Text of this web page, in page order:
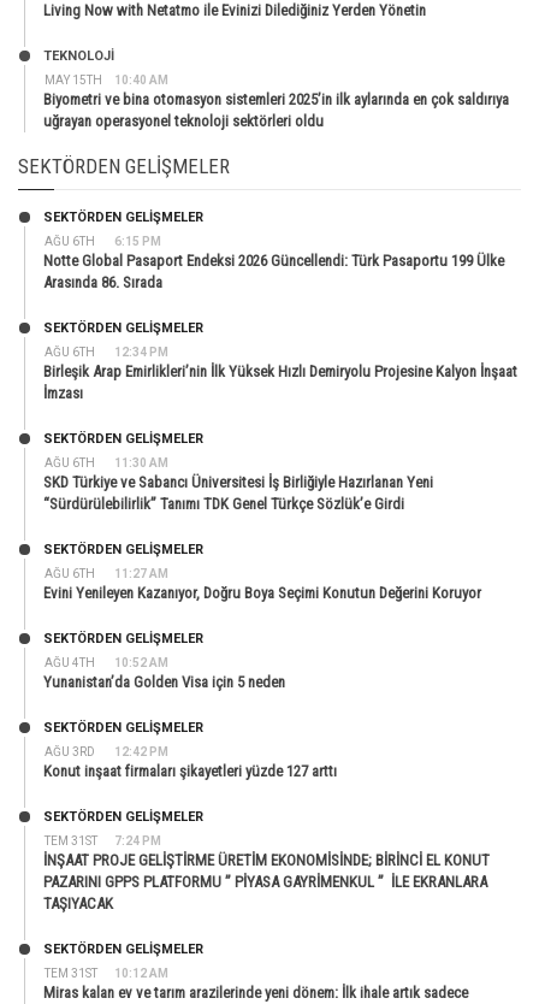
Living Now with Netatmo ile Evinizi Dilediğiniz Yerden Yönetin
MAY 15TH 10:40 AM
TEKNOLOJİ
Biyometri ve bina otomasyon sistemleri 2025’in ilk aylarında en çok saldırıya
uğrayan operasyonel teknoloji sektörleri oldu
SEKTÖRDEN GELIŞMELER
AĞU 6TH 6:15 PM
SEKTÖRDEN GELIŞMELER
Notte Global Pasaport Endeksi 2026 Güncellendi: Türk Pasaportu 199 Ülke
Arasında 86. Sırada
AĞU 6TH 12:34 PM
SEKTÖRDEN GELIŞMELER
Birleşik Arap Emirlikleri’nin İlk Yüksek Hızlı Demiryolu Projesine Kalyon İnşaat
İmzası
AĞU 6TH 11:30 AM
SEKTÖRDEN GELIŞMELER
SKD Türkiye ve Sabancı Üniversitesi İş Birliğiyle Hazırlanan Yeni
“Sürdürülebilirlik” Tanımı TDK Genel Türkçe Sözlük’e Girdi
AĞU 6TH 11:27 AM
SEKTÖRDEN GELIŞMELER
Evini Yenileyen Kazanıyor, Doğru Boya Seçimi Konutun Değerini Koruyor
AĞU 4TH 10:52 AM
SEKTÖRDEN GELIŞMELER
Yunanistan’da Golden Visa için 5 neden
AĞU 3RD 12:42 PM
SEKTÖRDEN GELIŞMELER
Konut inşaat firmaları şikayetleri yüzde 127 arttı
TEM 31ST 7:24 PM
SEKTÖRDEN GELIŞMELER
İNŞAAT PROJE GELİŞTİRME ÜRETİM EKONOMİSİNDE; BİRİNCİ EL KONUT
PAZARINI GPPS PLATFORMU ” PİYASA GAYRİMENKUL ” İLE EKRANLARA
TAŞIYACAK
TEM 31ST 10:12 AM
SEKTÖRDEN GELIŞMELER
Miras kalan ev ve tarım arazilerinde yeni dönem: İlk ihale artık sadece